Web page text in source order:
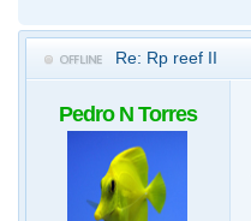
Re: Rp reef II
Pedro N Torres